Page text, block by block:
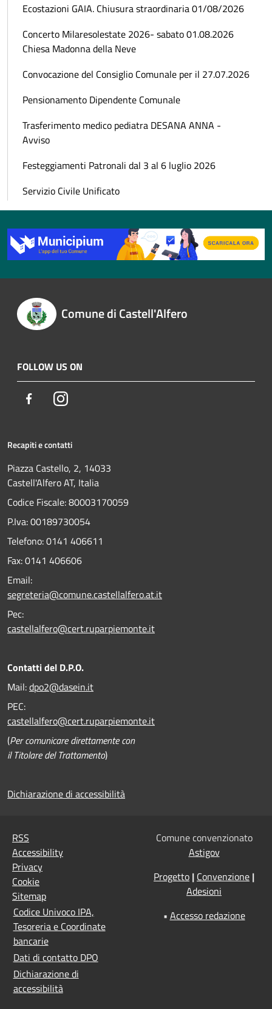
Ecostazioni GAIA. Chiusura straordinaria 01/08/2026
Concerto Milaresolestate 2026- sabato 01.08.2026
Chiesa Madonna della Neve
Convocazione del Consiglio Comunale per il 27.07.2026
Pensionamento Dipendente Comunale
Trasferimento medico pediatra DESANA ANNA -
Avviso
Festeggiamenti Patronali dal 3 al 6 luglio 2026
Servizio Civile Unificato
Comune di Castell'Alfero
FOLLOW US ON
FacebookInstagram
Recapiti e contatti
Piazza Castello, 2, 14033
Castell'Alfero AT, Italia
Codice Fiscale: 80003170059
P.Iva: 00189730054
Telefono:0141 406611
Fax:0141 406606
Email:
segreteria@comune.castellalfero.at.it
Pec:
castellalfero@cert.ruparpiemonte.it
Contatti del D.P.O.
Mail:dpo2@dasein.it
PEC:
castellalfero@cert.ruparpiemonte.it
(Per comunicare direttamente con
il Titolare del Trattamento)
Dichiarazione di accessibilità
RSS
Accessibility
Privacy
Cookie
Sitemap
Codice Univoco IPA,
Tesoreria e Coordinate
bancarie
Dati di contatto DPO
Dichiarazione di
accessibilità
Comune convenzionato
Astigov
Progetto | Convenzione |
Adesioni
• Accesso redazione